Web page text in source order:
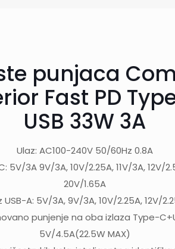
punjaca
Fast PD
USB 33W 3A
Ulaz: AC100-240V 50/60Hz 0.8A
5V/3A 9V/3A, 10V/2.25A, 11V/3A, 12V/
20V/1.65A
USB-A: 5V/3A, 9V/3A, 10V/2.25A, 12V/
punjenje na oba izlaza Type-
5V/4.5A(22.5W MAX)